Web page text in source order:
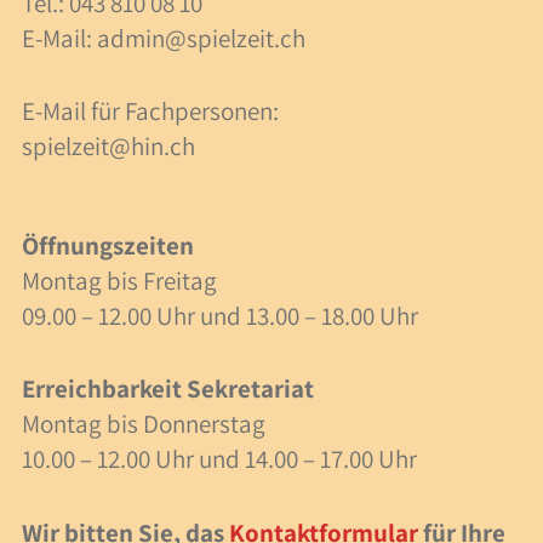
40 Jahre Spielzeit
Forschung
Meilensteine
Veranstaltungen
Fachbeiträge
Lesezeit
E-Mail: admin@spielzeit.ch
E-Mail für Fachpersonen:
spielzeit@hin.ch
Öffnungszeiten
Montag bis Freitag
09.00 – 12.00 Uhr und 13.00 – 18.00 Uhr
Erreichbarkeit Sekretariat
Montag bis Donnerstag
10.00 – 12.00 Uhr und 14.00 – 17.00 Uhr
Wir bitten Sie, dasKontaktformularfür Ihre